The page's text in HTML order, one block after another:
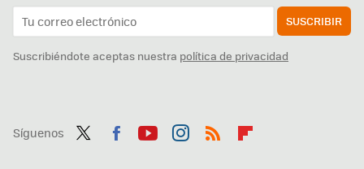
SUSCRIBIR
Suscribiéndote aceptas nuestra política de privacidad
Síguenos